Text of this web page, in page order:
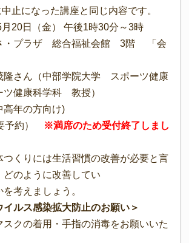
止になった講座と同じ内容です。
20日（金） 午後1時30分～3時
・プラザ 総合福祉会館 3階 「会
さん（中部学院大学 スポーツ健康
健康科学科 教授）
高年の方向け)
予約）
※満席のため受付終了しまし
つくりには生活習慣の改善が必要と言
どのように改善してい
ましょう。
イルス感染拡大防止のお願い＞
スクの着用・手指の消毒をお願いいた